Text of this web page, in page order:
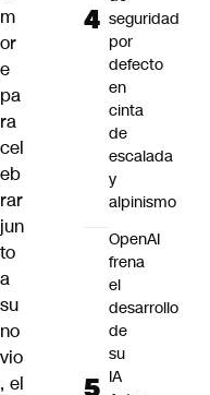
m
or
e
pa
ra
cel
eb
rar
jun
to
a
su
no
vio
, el
seguridad
por
defecto
en
cinta
de
escalada
y
alpinismo
OpenAI
frena
el
desarrollo
de
su
IA